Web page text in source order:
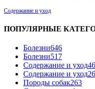
Содержание и уход
ПОПУЛЯРНЫЕ
Болезни646
Болезни517
Содержание и уход
Содержание и уход
Породы собак263